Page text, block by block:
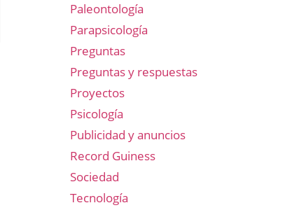
Paleontología
Parapsicología
Preguntas
Preguntas y respuestas
Proyectos
Psicología
Publicidad y anuncios
Record Guiness
Sociedad
Tecnología